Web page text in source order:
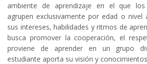
ambiente de aprendizaje en el que
agrupen exclusivamente por edad o nivel
sus intereses, habilidades y ritmos de
busca promover la cooperación, el
proviene de aprender en un grupo
estudiante aporta su visión y